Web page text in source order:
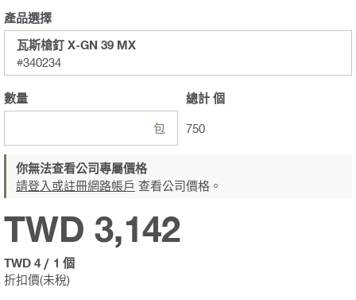
產品選擇
瓦斯槍釘 X-GN 39 MX
#340234
數量
包
總計 個
750
你無法查看公司專屬價格
請登入或註冊網路帳戶 查看公司價格。
折扣價(未稅)
TWD 3,142
TWD 4 / 1 個